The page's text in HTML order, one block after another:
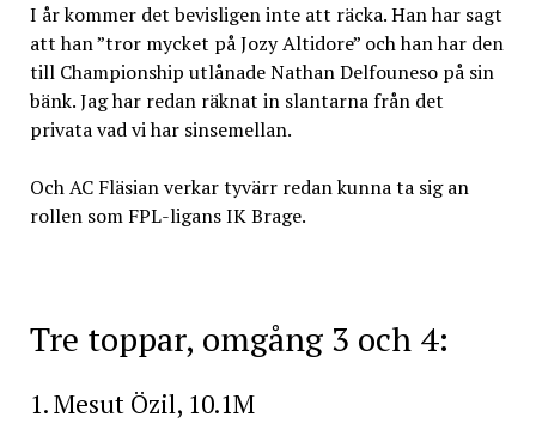
I år kommer det bevisligen inte att räcka. Han har sagt
att han ”tror mycket på Jozy Altidore” och han har den
till Championship utlånade Nathan Delfouneso på sin
bänk. Jag har redan räknat in slantarna från det
privata vad vi har sinsemellan.
Och AC Fläsian verkar tyvärr redan kunna ta sig an
rollen som FPL-ligans IK Brage.
Tre toppar, omgång 3 och 4:
1. Mesut Özil, 10.1M